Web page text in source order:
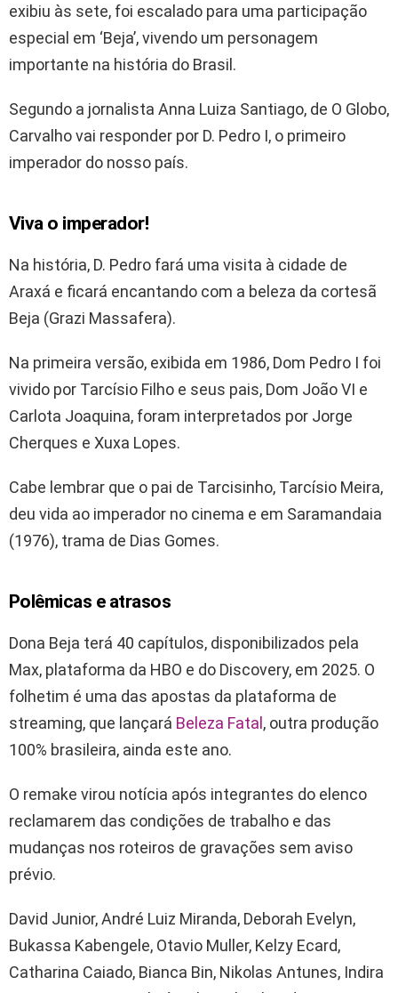
exibiu às sete, foi escalado para uma participação
especial em ‘Beja’, vivendo um personagem
importante na história do Brasil.
Segundo a jornalista Anna Luiza Santiago, de O Globo,
Carvalho vai responder por D. Pedro I, o primeiro
imperador do nosso país.
Viva o imperador!
Na história, D. Pedro fará uma visita à cidade de
Araxá e ficará encantando com a beleza da cortesã
Beja (Grazi Massafera).
Na primeira versão, exibida em 1986, Dom Pedro I foi
vivido por Tarcísio Filho e seus pais, Dom João VI e
Carlota Joaquina, foram interpretados por Jorge
Cherques e Xuxa Lopes.
Cabe lembrar que o pai de Tarcisinho, Tarcísio Meira,
deu vida ao imperador no cinema e em Saramandaia
(1976), trama de Dias Gomes.
Polêmicas e atrasos
Dona Beja terá 40 capítulos, disponibilizados pela
Max, plataforma da HBO e do Discovery, em 2025. O
folhetim é uma das apostas da plataforma de
streaming, que lançará Beleza Fatal, outra produção
100% brasileira, ainda este ano.
O remake virou notícia após integrantes do elenco
reclamarem das condições de trabalho e das
mudanças nos roteiros de gravações sem aviso
prévio.
David Junior, André Luiz Miranda, Deborah Evelyn,
Bukassa Kabengele, Otavio Muller, Kelzy Ecard,
Catharina Caiado, Bianca Bin, Nikolas Antunes, Indira